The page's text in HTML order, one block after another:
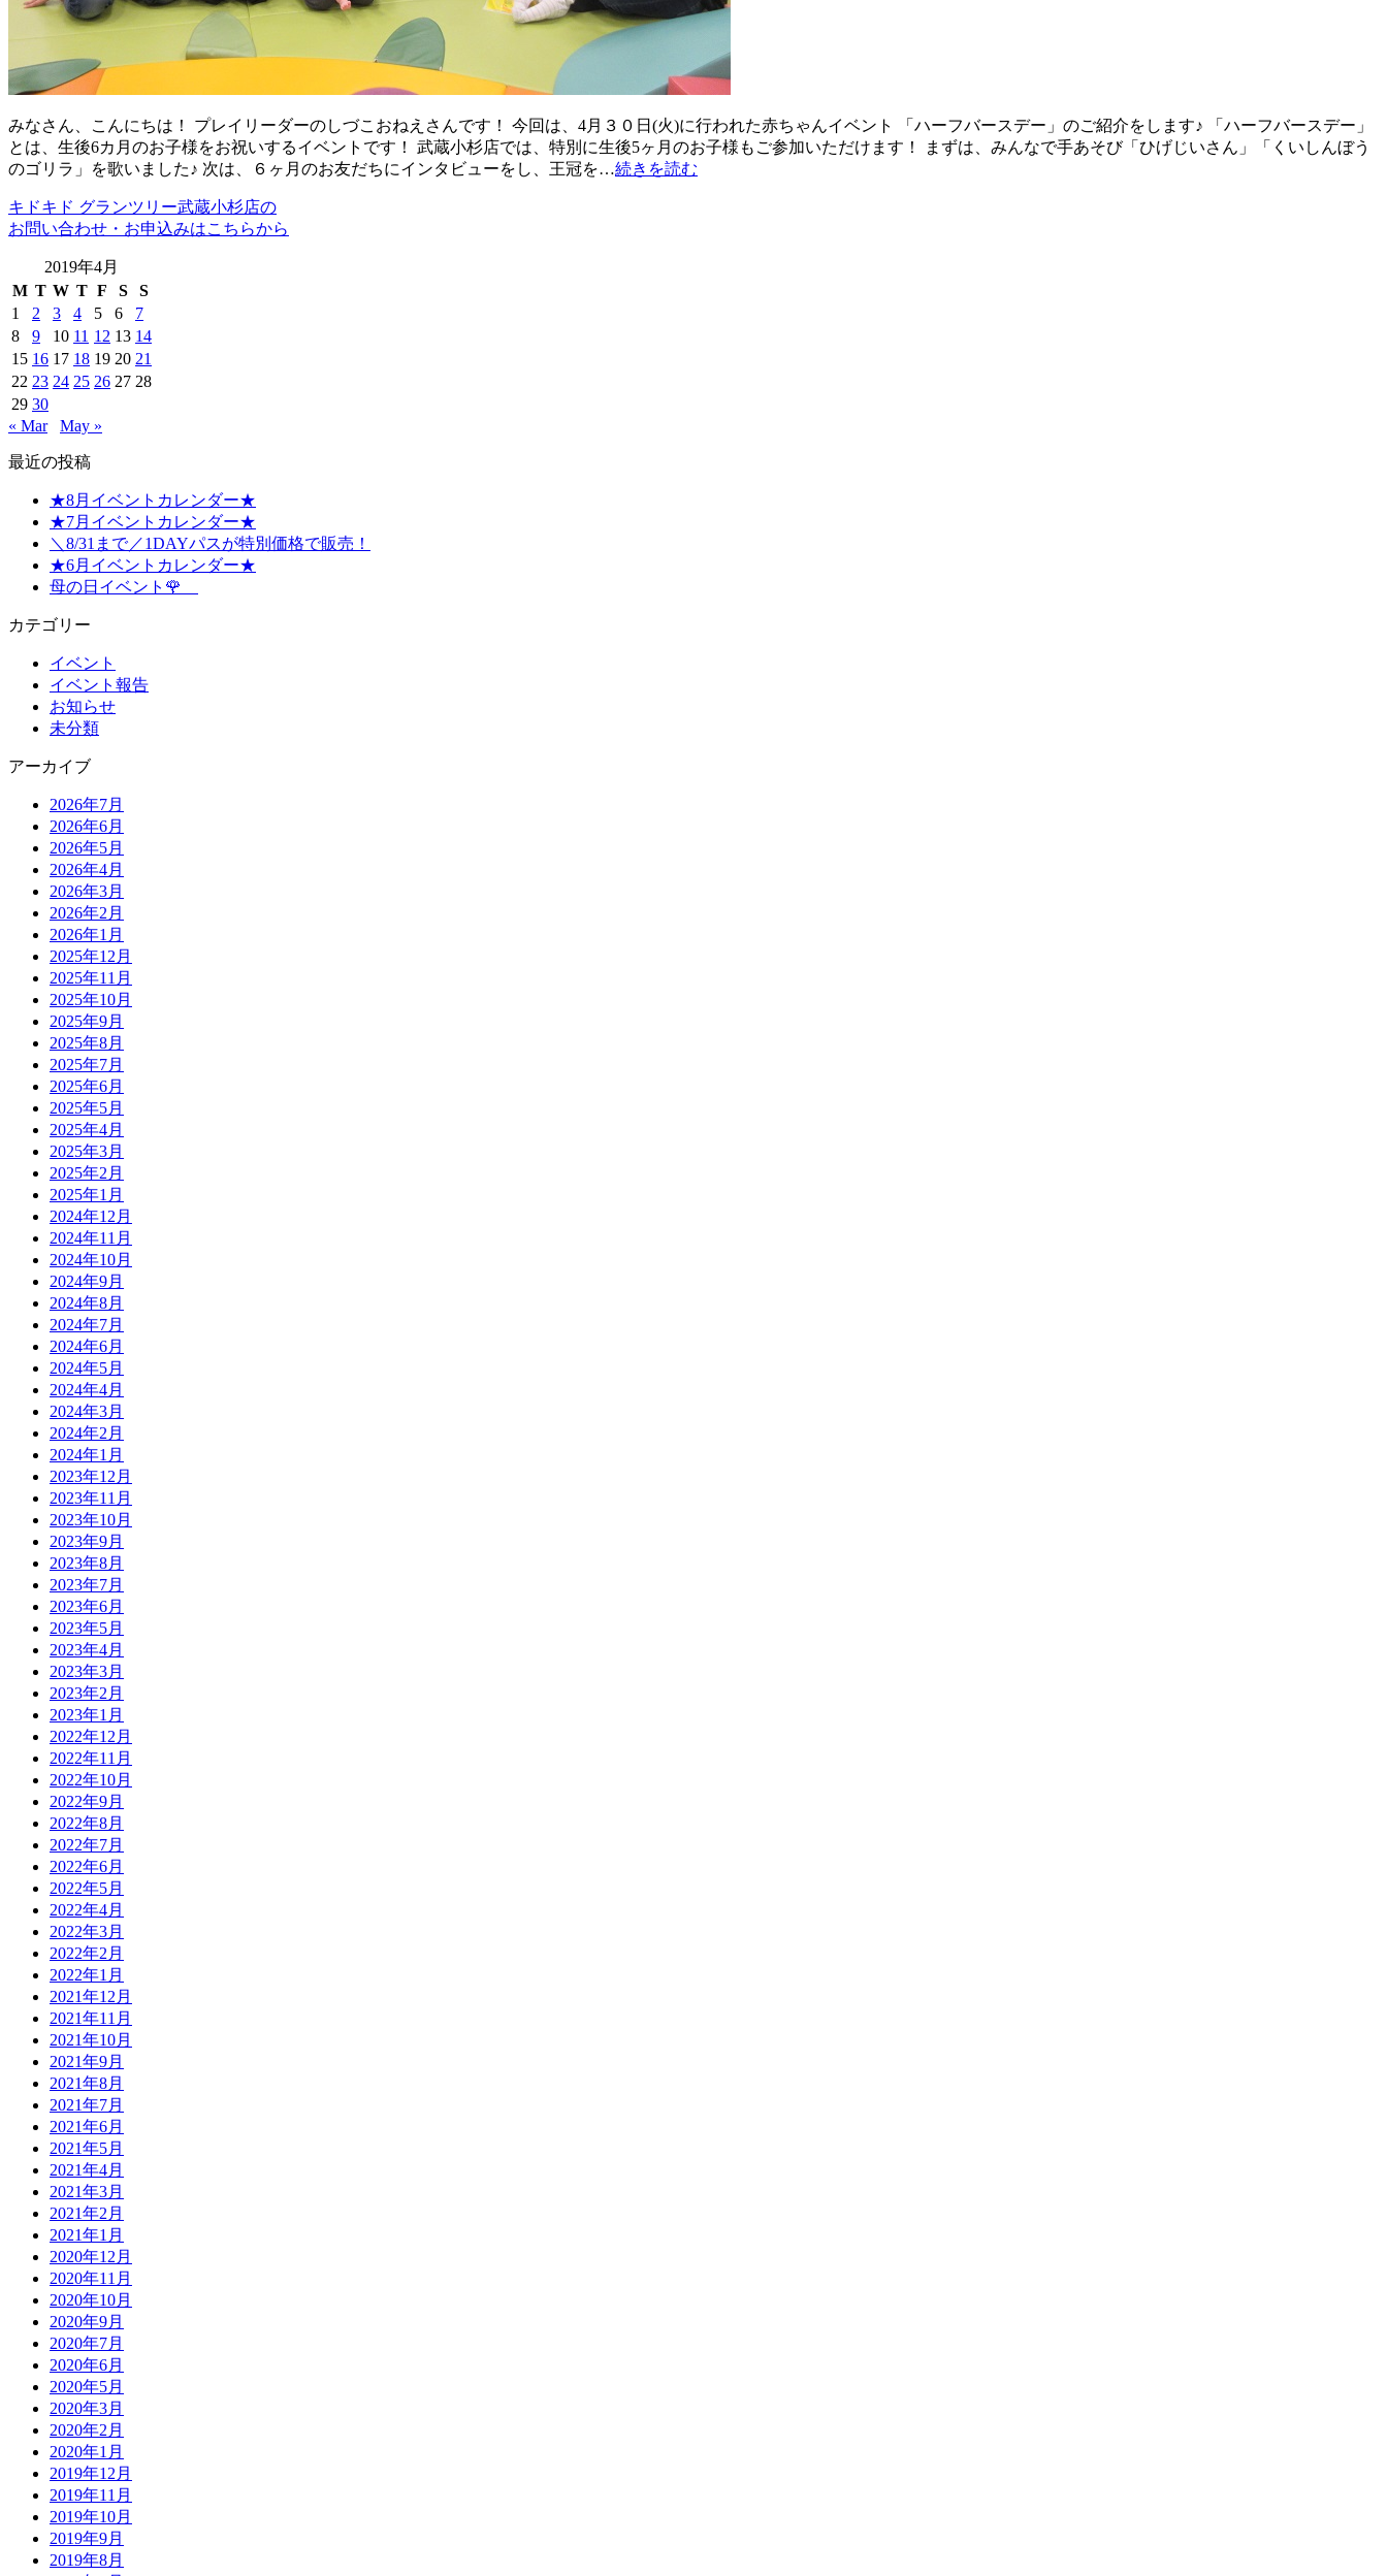
みなさん、こんにちは！ プレイリーダーのしづこおねえさんです！ 今回は、4月３０日(火)に行われた赤ちゃんイベント 「ハーフバースデー」のご紹介をします♪ 「ハーフバースデー」
とは、生後6カ月のお子様をお祝いするイベントです！ 武蔵小杉店では、特別に生後5ヶ月のお子様もご参加いただけます！ まずは、みんなで手あそび「ひげじいさん」「くいしんぼう
のゴリラ」を歌いました♪ 次は、６ヶ月のお友だちにインタビューをし、王冠を…続きを読む
キドキド グランツリー武蔵小杉店の
お問い合わせ・お申込みはこちらから
2019年4月
M T W T F S
S
1
2 3 4 5 6
7
8
9 10 11 12 13 14
15 16 17 18 19 20 21
22 23 24 25 26 27 28
29 30
« Mar
May »
最近の投稿
★8月イベントカレンダー★
★7月イベントカレンダー★
＼8/31まで／1DAYパスが特別価格で販売！
★6月イベントカレンダー★
母の日イベント🌹
カテゴリー
イベント
イベント報告
お知らせ
未分類
アーカイブ
2026年7月
2026年6月
2026年5月
2026年4月
2026年3月
2026年2月
2026年1月
2025年12月
2025年11月
2025年10月
2025年9月
2025年8月
2025年7月
2025年6月
2025年5月
2025年4月
2025年3月
2025年2月
2025年1月
2024年12月
2024年11月
2024年10月
2024年9月
2024年8月
2024年7月
2024年6月
2024年5月
2024年4月
2024年3月
2024年2月
2024年1月
2023年12月
2023年11月
2023年10月
2023年9月
2023年8月
2023年7月
2023年6月
2023年5月
2023年4月
2023年3月
2023年2月
2023年1月
2022年12月
2022年11月
2022年10月
2022年9月
2022年8月
2022年7月
2022年6月
2022年5月
2022年4月
2022年3月
2022年2月
2022年1月
2021年12月
2021年11月
2021年10月
2021年9月
2021年8月
2021年7月
2021年6月
2021年5月
2021年4月
2021年3月
2021年2月
2021年1月
2020年12月
2020年11月
2020年10月
2020年9月
2020年7月
2020年6月
2020年5月
2020年3月
2020年2月
2020年1月
2019年12月
2019年11月
2019年10月
2019年9月
2019年8月